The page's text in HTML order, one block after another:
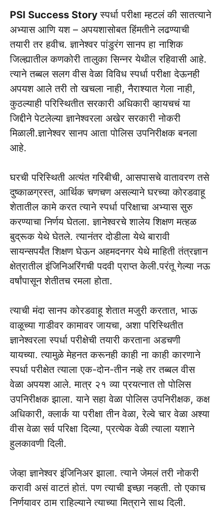
PSI Success Storyस्पर्धा परीक्षा म्हटलं की सातत्याने
अभ्यास आणि यश – अपयशासोबत हिंमतीने लढण्याची
तयारी तर हवीच. ज्ञानेश्वर पांडुरंग सानप हा नाशिक
जिल्ह्यातील कणकोरी तालुका सिन्नर येथील रहिवासी आहे.
त्याने तब्बल सलग वीस वेळा विविध स्पर्धा परीक्षा देऊनही
अपयश आले तरी तो खचला नाही, नैराश्यात गेला नाही,
कुठल्याही परिस्थितीत सरकारी अधिकारी व्हायचचं या
जिद्दीने पेटलेल्या ज्ञानेश्वरला अखेर सरकारी नोकरी
मिळाली.ज्ञानेश्वर सानप आता पोलिस उपनिरीक्षक बनला
आहे.
घरची परिस्थिती अत्यंत गरिबीची, आसपासचे वातावरण तसे
दुष्काळग्रस्त, आर्थिक चणचण असल्याने घरच्या कोरडवाहू
शेतातील कामे करत त्याने स्पर्धा परिक्षाचा अभ्यास सुरु
करण्याचा निर्णय घेतला. ज्ञानेश्वरचे शालेय शिक्षण मत्हळ
बुद्रूक येथे घेतले. त्यानंतर दोडीला येथे बारावी
सायन्सपर्यंत शिक्षण घेऊन अहमदनगर येथे माहिती तंत्रज्ञान
क्षेत्रातील इंजिनिअरिंगची पदवी प्राप्त केली.परंतू गेल्या नऊ
वर्षांपासून शेतीतच रमला होता.
त्याची मंदा सानप कोरडवाहू शेतात मजुरी करतात, भाऊ
वाळूच्या गाडीवर कामावर जायचा, अशा परिस्थितीत
ज्ञानेश्वरला स्पर्धा परीक्षेची तयारी करताना अडचणी
यायच्या. त्यामुळे मेहनत करूनही काही ना काही कारणाने
स्पर्धा परीक्षेत त्याला एक-दोन-तीन नव्हे तर तब्बल वीस
वेळा अपयश आले. मात्र २१ व्या प्रयत्नात तो पोलिस
उपनिरीक्षक झाला. याने सहा वेळा पोलिस उपनिरीक्षक, कक्ष
अधिकारी, क्लार्क या परीक्षा तीन वेळा, रेल्वे चार वेळा अश्या
वीस वेळा सर्व परिक्षा दिल्या, प्रत्येक वेळी त्याला यशाने
हुलकावणी दिली.
जेव्हा ज्ञानेश्वर इंजिनिअर झाला. त्याने जेमलं तरी नोकरी
करावी असं वाटतं होतं. पण त्याची इच्छा नव्हती. तो एकाच
निर्णयावर ठाम राहिल्याने त्याच्या मित्राने साथ दिली.